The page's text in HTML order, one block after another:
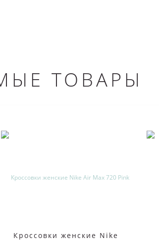
ТОВАРЫ
Кроссовки женские Nike